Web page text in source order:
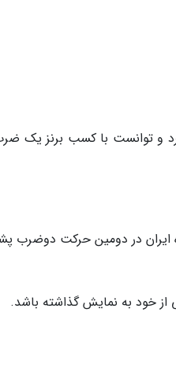
90 و 92 کیلوگرم را بالای سر برد و توانست با